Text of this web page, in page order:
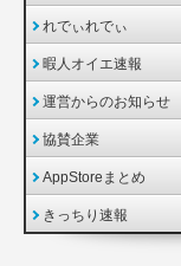
れでぃれでぃ
暇人オイエ速報
運営からのお知らせ
協賛企業
AppStoreまとめ
きっちり速報